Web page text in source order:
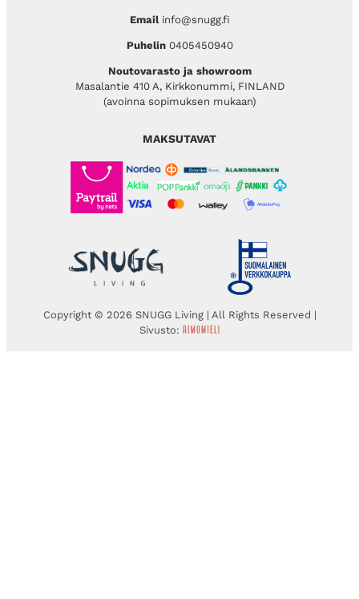
Emailinfo@snugg.fi
Puhelin 0405450940
Noutovarasto ja showroom
Masalantie 410 A, Kirkkonummi, FINLAND
(avoinna sopimuksen mukaan)
MAKSUTAVAT
Copyright © 2026 SNUGG Living | All Rights Reserved |
Sivusto: